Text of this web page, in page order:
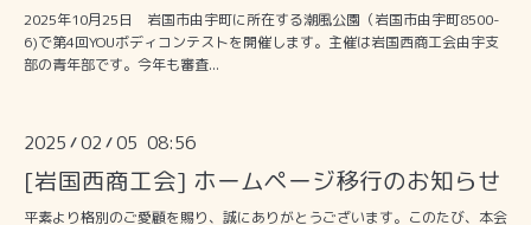
2025年10月25日 岩国市由宇町に所在する潮風公園（岩国市由宇町8500-
6)で第4回YOUボディコンテストを開催します。主催は岩国西商工会由宇支
部の青年部です。今年も審査...
2025 /02 /05 08:56
[岩国西商工会] ホームページ移行のお知らせ
平素より格別のご愛顧を賜り、誠にありがとうございます。このたび、本会